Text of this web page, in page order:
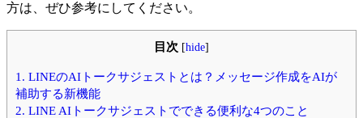
方は、ぜひ参考にしてください。
目次 [hide]
1. LINEのAIトークサジェストとは？メッセージ作成をAIが
補助する新機能
2. LINE AIトークサジェストでできる便利な4つのこと